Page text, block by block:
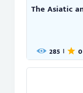
The Asiatic
285 | 0